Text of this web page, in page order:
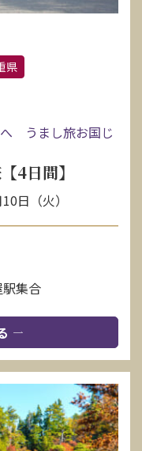
県
うまし旅お国じ
4日間】
日（火）
集合